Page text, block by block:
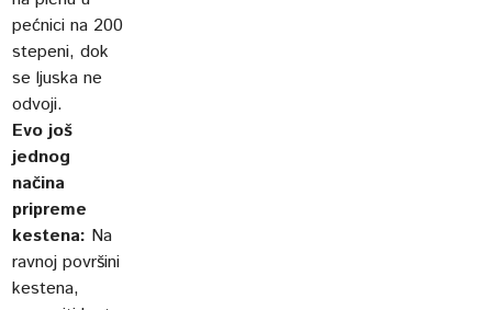
pećnici na 200
stepeni, dok
se ljuska ne
odvoji.
Evo još
jednog
načina
pripreme
kestena: Na
ravnoj površini
kestena,